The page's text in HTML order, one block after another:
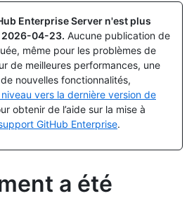
Enterprise Server n'est plus
2026-04-23. Aucune publication de
même pour les problèmes de
de meilleures performances, une
nouvelles fonctionnalités,
vers la dernière version de
obtenir de l’aide sur la mise à
GitHub Enterprise.
a été